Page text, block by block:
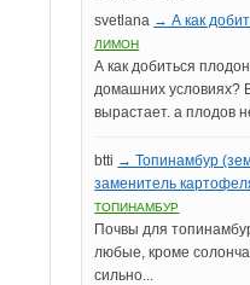
svetlana → А как
ЛИМОН
А как добиться
домашних условиях?
вырастает. а плодов
btti → Топинамбур
заменитель
ТОПИНАМБУР
Почвы для
любые, кроме
сильно...